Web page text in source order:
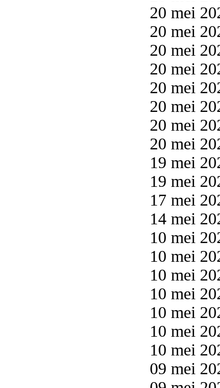
20 mei
20 mei
20 mei
20 mei
20 mei
20 mei
20 mei
20 mei
19 mei
19 mei
17 mei
14 mei
10 mei
10 mei
10 mei
10 mei
10 mei
10 mei
10 mei
09 mei